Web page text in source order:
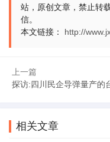
自然快了起来。
培训实效 破解
案例研讨让干部们跳出“
终落脚于治理实效。这样
站，原创文章，禁止转
信。
本文链接： http://
上一篇
探访:四川民企导弹量产的台前幕
相关文章